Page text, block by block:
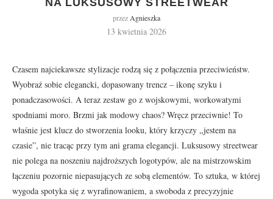
przez Agnieszka
13 kwietnia 2026
Czasem najciekawsze stylizacje rodzą się z połączenia przeciwieństw.
Wyobraź sobie elegancki, dopasowany trencz – ikonę szyku i
ponadczasowości. A teraz zestaw go z wojskowymi, workowatymi
spodniami moro. Brzmi jak modowy chaos? Wręcz przeciwnie! To
właśnie jest klucz do stworzenia looku, który krzyczy „jestem na
czasie”, nie tracąc przy tym ani grama elegancji. Luksusowy streetwear
nie polega na noszeniu najdroższych logotypów, ale na mistrzowskim
łączeniu pozornie niepasujących ze sobą elementów. To sztuka, w której
wygoda spotyka się z wyrafinowaniem, a swoboda z precyzyjnie